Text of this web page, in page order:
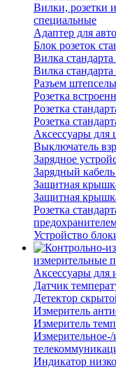
Вилки, розетки
специальные
Адаптер для
Блок розеток
Вилка
Вилка
Разъем
Розетка
Розетка
Розетка
Аксессуары для
Выключатель
Зарядное
Зарядный кабель
Защитная
Защитная
Розетка
Устройство
измерительные
Аксессуары для
Датчик
Детектор
Измеритель
Измеритель
Измерительное-/
Индикатор